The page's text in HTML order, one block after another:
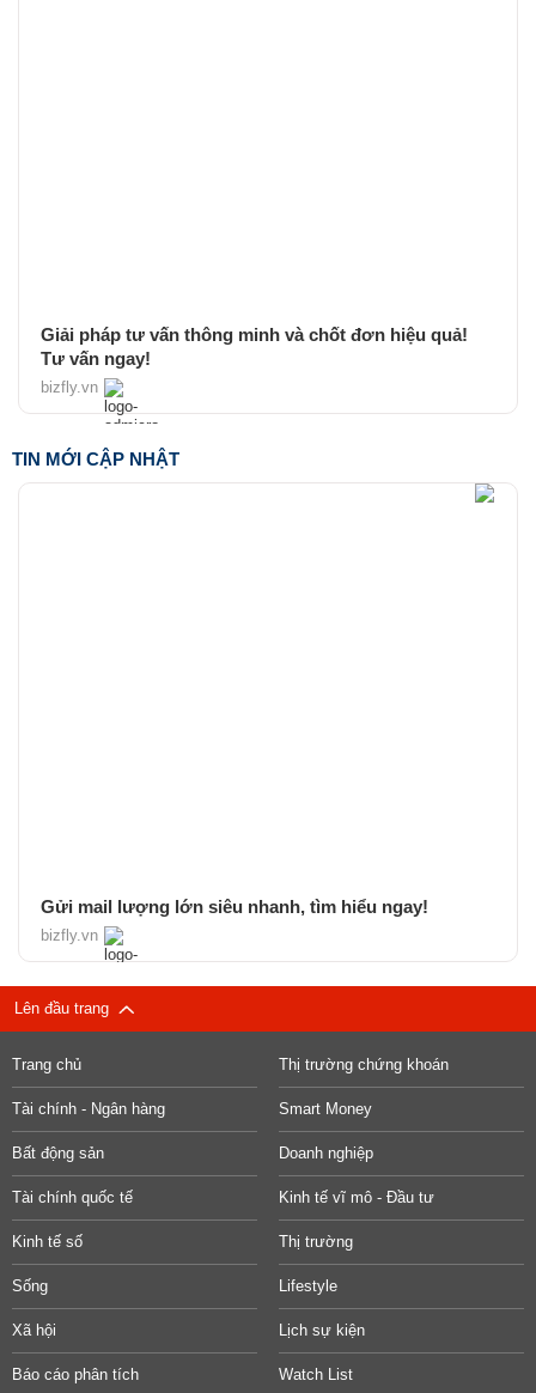
Giải pháp tư vấn thông minh và chốt đơn hiệu quả!
Tư vấn ngay!
bizfly.vn
TIN MỚI CẬP NHẬT
Gửi mail lượng lớn siêu nhanh, tìm hiểu ngay!
bizfly.vn
Lên đầu trang
Trang chủ Thị trường chứng khoán
Tài chính - Ngân hàng Smart Money
Bất động sản Doanh nghiệp
Tài chính quốc tế Kinh tế vĩ mô - Đầu tư
Kinh tế số Thị trường
Sống Lifestyle
Xã hội Lịch sự kiện
Báo cáo phân tích Watch List